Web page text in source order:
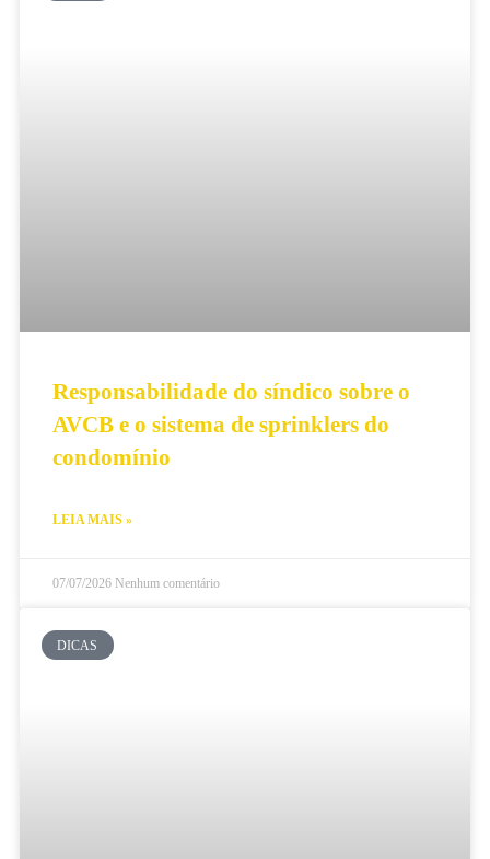
Responsabilidade do síndico sobre o
AVCB e o sistema de sprinklers do
condomínio
LEIA MAIS »
07/07/2026 Nenhum comentário
DICAS